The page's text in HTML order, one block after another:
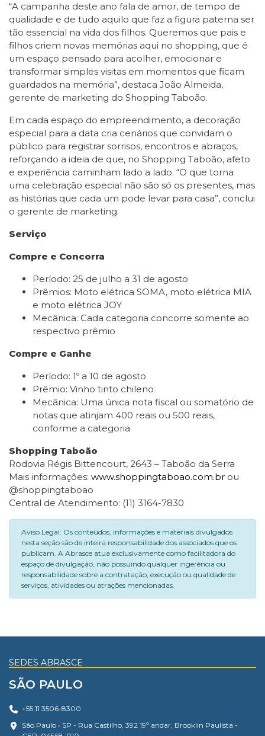
“A campanha deste ano fala de amor, de tempo de
qualidade e de tudo aquilo que faz a figura paterna ser
tão essencial na vida dos filhos. Queremos que pais e
filhos criem novas memórias aqui no shopping, que é
um espaço pensado para acolher, emocionar e
transformar simples visitas em momentos que ficam
guardados na memória”, destaca João Almeida,
gerente de marketing do Shopping Taboão.
Em cada espaço do empreendimento, a decoração
especial para a data cria cenários que convidam o
público para registrar sorrisos, encontros e abraços,
reforçando a ideia de que, no Shopping Taboão, afeto
e experiência caminham lado a lado. “O que torna
uma celebração especial não são só os presentes, mas
as histórias que cada um pode levar para casa”, conclui
o gerente de marketing.
Serviço
Compre e Concorra
Período: 25 de julho a 31 de agosto
Prêmios: Moto elétrica SOMA, moto elétrica MIA
e moto elétrica JOY
Mecânica: Cada categoria concorre somente ao
respectivo prêmio
Compre e Ganhe
Período: 1º a 10 de agosto
Prêmio: Vinho tinto chileno
Mecânica: Uma única nota fiscal ou somatório de
notas que atinjam 400 reais ou 500 reais,
conforme a categoria
Shopping Taboão
Rodovia Régis Bittencourt, 2643 – Taboão da Serra
Mais informações: www.shoppingtaboao.com.br ou
@shoppingtaboao
Central de Atendimento: (11) 3164-7830
Aviso Legal: Os conteúdos, informações e materiais divulgados
nesta seção são de inteira responsabilidade dos associados que os
publicam. A Abrasce atua exclusivamente como facilitadora do
espaço de divulgação, não possuindo qualquer ingerência ou
responsabilidade sobre a contratação, execução ou qualidade de
serviços, atividades ou atrações mencionadas.
SEDES ABRASCE
SÃO PAULO
+55 11 3506-8300
São Paulo • SP - Rua Castilho, 392 19º andar, Brooklin Paulista -